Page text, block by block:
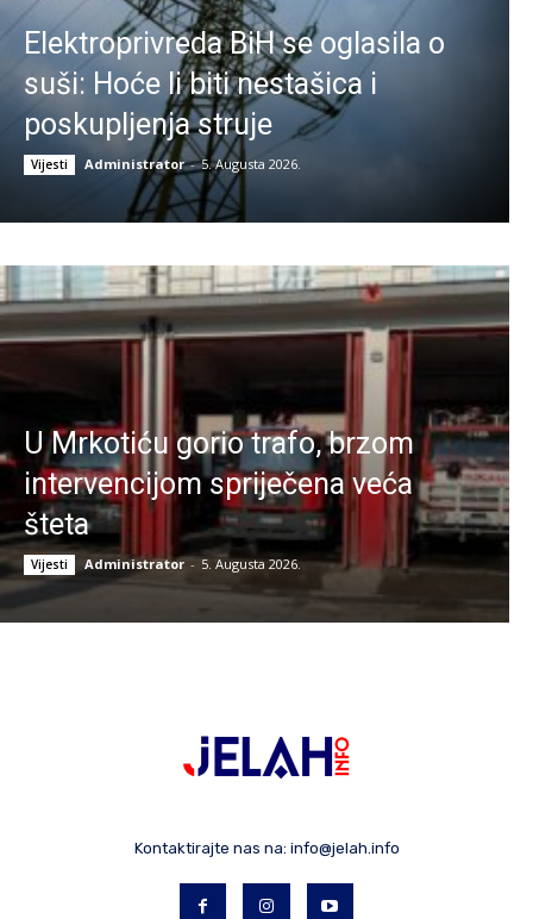
Elektroprivreda BiH se oglasila o
suši: Hoće li biti nestašica i
poskupljenja struje
Vijesti Administrator - 5. Augusta 2026.
U Mrkotiću gorio trafo, brzom
intervencijom spriječena veća
šteta
Vijesti Administrator - 5. Augusta 2026.
Kontaktirajte nas na: info@jelah.info